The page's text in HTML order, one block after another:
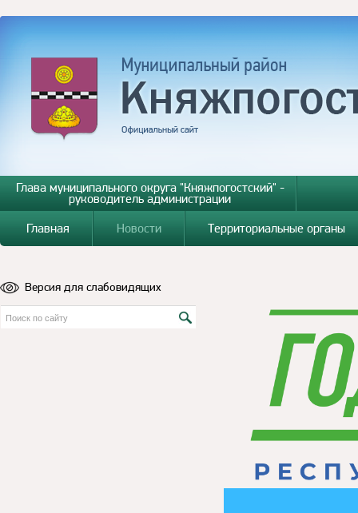
Глава муниципального округа "Княжпогостский" -
руководитель администрации
Главная
Новости Территориальные органы
Версия для слабовидящих